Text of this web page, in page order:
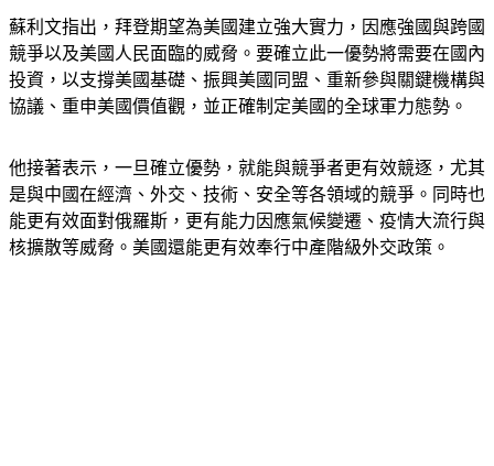
蘇利文指出，拜登期望為美國建立強大實力，因應強國與跨國
競爭以及美國人民面臨的威脅。要確立此一優勢將需要在國內
投資，以支撐美國基礎、振興美國同盟、重新參與關鍵機構與
協議、重申美國價值觀，並正確制定美國的全球軍力態勢。
他接著表示，一旦確立優勢，就能與競爭者更有效競逐，尤其
是與中國在經濟、外交、技術、安全等各領域的競爭。同時也
能更有效面對俄羅斯，更有能力因應氣候變遷、疫情大流行與
核擴散等威脅。美國還能更有效奉行中產階級外交政策。